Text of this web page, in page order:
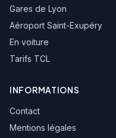
Gares de Lyon
Aéroport Saint-Exupéry
En voiture
Tarifs TCL
INFORMATIONS
Contact
Mentions légales